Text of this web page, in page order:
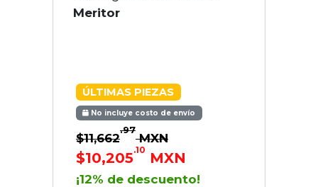
Meritor
ÚLTIMAS PIEZAS
No incluye costo de envío
$11,662
.97
MXN
$10,205.10 MXN
¡12% de descuento!